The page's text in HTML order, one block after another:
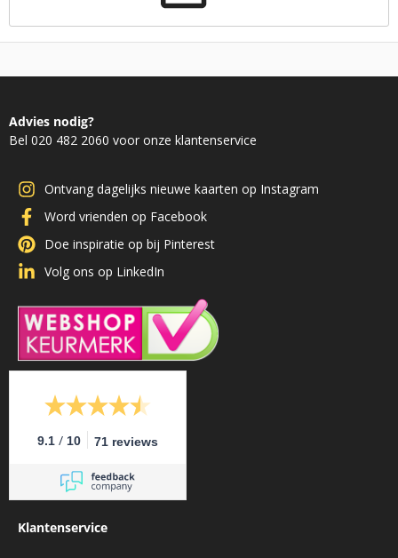
Advies nodig?
Bel 020 482 2060 voor onze klantenservice
Ontvang dagelijks nieuwe kaarten op Instagram
Word vrienden op Facebook
Doe inspiratie op bij Pinterest
Volg ons op LinkedIn
9.1 / 10 71 reviews
Klantenservice